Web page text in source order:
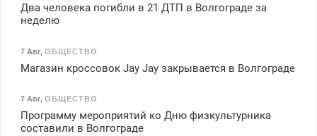
Два человека погибли в 21 ДТП в Волгограде за
неделю
7 Авг, ОБЩЕСТВО
Магазин кроссовок Jay Jay закрывается в Волгограде
7 Авг, ОБЩЕСТВО
Программу мероприятий ко Дню физкультурника
составили в Волгограде